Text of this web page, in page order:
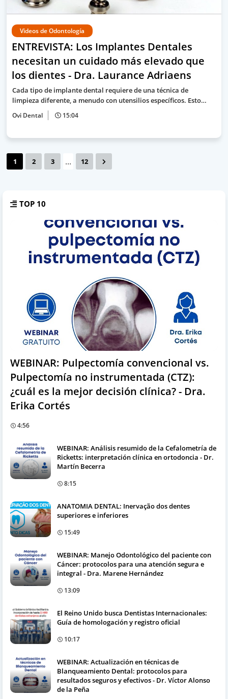
Videos de Odontología
ENTREVISTA: Los Implantes Dentales
necesitan un cuidado más elevado que
los dientes - Dra. Laurance Adriaens
Cada tipo de implante dental requiere de una técnica de
limpieza diferente, a menudo con utensilios específicos. Esto…
Ovi Dental 15:04
1 2 3 ... 12
TOP 10
WEBINAR: Pulpectomía convencional vs.
Pulpectomía no instrumentada (CTZ):
¿cuál es la mejor decisión clínica? - Dra.
Erika Cortés
4:56
WEBINAR: Análisis resumido de la Cefalometría de
Ricketts: interpretación clínica en ortodoncia - Dr.
Martín Becerra
8:15
ANATOMIA DENTAL: Inervação dos dentes
superiores e inferiores
15:49
WEBINAR: Manejo Odontológico del paciente con
Cáncer: protocolos para una atención segura e
integral - Dra. Marene Hernández
13:09
El Reino Unido busca Dentistas Internacionales:
Guía de homologación y registro oficial
10:17
WEBINAR: Actualización en técnicas de
Blanqueamiento Dental: protocolos para
resultados seguros y efectivos - Dr. Víctor Alonso
de la Peña